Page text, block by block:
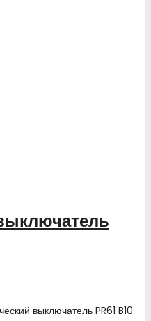
выключатель PR61 B10